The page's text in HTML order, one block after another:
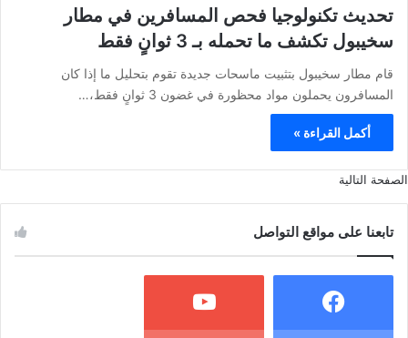
تحديث تكنولوجيا فحص المسافرين في مطار
سخيبول تكشف ما تحمله بـ 3 ثوانٍ فقط
قام مطار سخيبول بتثبيت ماسحات جديدة تقوم بتحليل ما إذا كان
المسافرون يحملون مواد محظورة في غضون 3 ثوانٍ فقط،…
أكمل القراءة »
الصفحة التالية
تابعنا على مواقع التواصل